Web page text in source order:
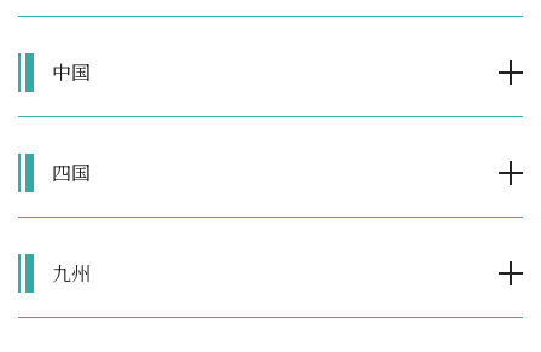
中国
四国
九州